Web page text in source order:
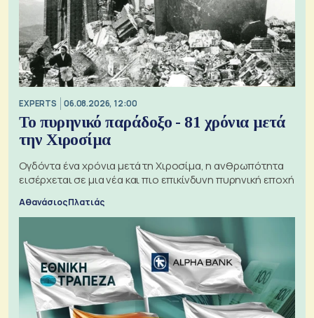
EXPERTS 06.08.2026, 12:00
Το πυρηνικό παράδοξο - 81 χρόνια μετά
την Χιροσίμα
Ογδόντα ένα χρόνια μετά τη Χιροσίμα, η ανθρωπότητα
εισέρχεται σε μια νέα και πιο επικίνδυνη πυρηνική εποχή
Αθανάσιος Πλατιάς